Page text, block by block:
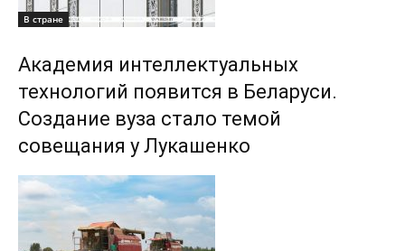
В стране
Академия интеллектуальных
технологий появится в Беларуси.
Создание вуза стало темой
совещания у Лукашенко